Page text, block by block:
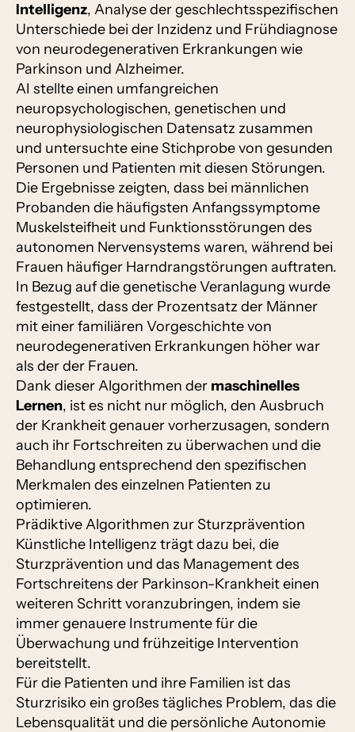
Intelligenz, Analyse der geschlechtsspezifischen
Unterschiede bei der Inzidenz und Frühdiagnose
von neurodegenerativen Erkrankungen wie
Parkinson und Alzheimer.
AI stellte einen umfangreichen
neuropsychologischen, genetischen und
neurophysiologischen Datensatz zusammen
und untersuchte eine Stichprobe von gesunden
Personen und Patienten mit diesen Störungen.
Die Ergebnisse zeigten, dass bei männlichen
Probanden die häufigsten Anfangssymptome
Muskelsteifheit und Funktionsstörungen des
autonomen Nervensystems waren, während bei
Frauen häufiger Harndrangstörungen auftraten.
In Bezug auf die genetische Veranlagung wurde
festgestellt, dass der Prozentsatz der Männer
mit einer familiären Vorgeschichte von
neurodegenerativen Erkrankungen höher war
als der der Frauen.
Dank dieser Algorithmen der maschinelles
Lernen, ist es nicht nur möglich, den Ausbruch
der Krankheit genauer vorherzusagen, sondern
auch ihr Fortschreiten zu überwachen und die
Behandlung entsprechend den spezifischen
Merkmalen des einzelnen Patienten zu
optimieren.
Prädiktive Algorithmen zur Sturzprävention
Künstliche Intelligenz trägt dazu bei, die
Sturzprävention und das Management des
Fortschreitens der Parkinson-Krankheit einen
weiteren Schritt voranzubringen, indem sie
immer genauere Instrumente für die
Überwachung und frühzeitige Intervention
bereitstellt.
Für die Patienten und ihre Familien ist das
Sturzrisiko ein großes tägliches Problem, das die
Lebensqualität und die persönliche Autonomie